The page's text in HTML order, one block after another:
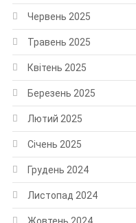
Червень 2025
Травень 2025
Квітень 2025
Березень 2025
Лютий 2025
Січень 2025
Грудень 2024
Листопад 2024